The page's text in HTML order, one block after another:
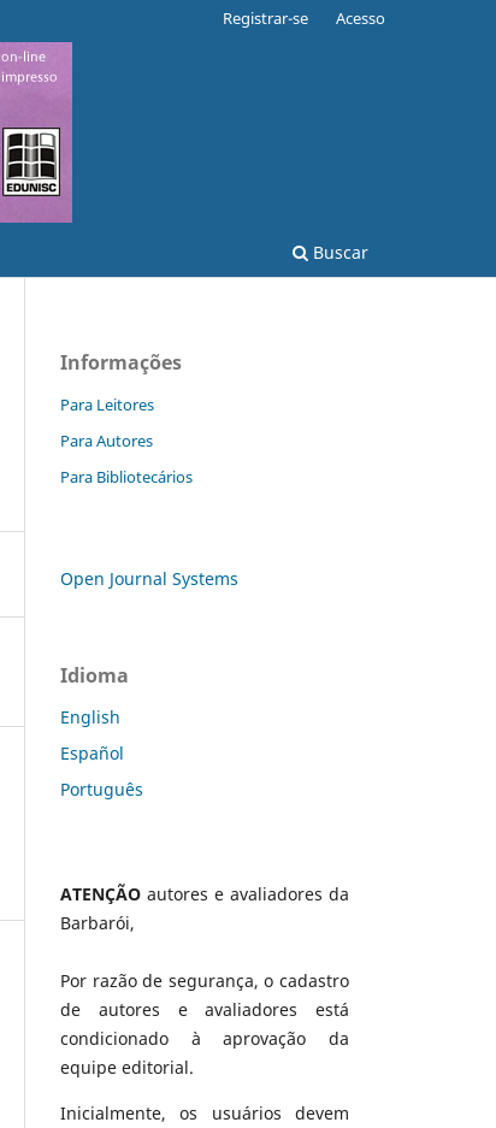
Buscar
Registrar-se Acesso
Informações
Para Leitores
Para Autores
Para Bibliotecários
Open Journal Systems
Idioma
English
Español
Português
ATENÇÃO autores e avaliadores da
Barbarói,
Por razão de segurança, o cadastro
de autores e avaliadores está
condicionado à aprovação da
equipe editorial.
Inicialmente, os usuários devem